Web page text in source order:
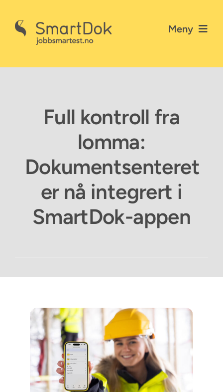
content
Meny
Personvernerklæring
Kontakt SmartDok
Full kontroll fra
lomma:
Dokumentsenteret
er nå integrert i
SmartDok-appen